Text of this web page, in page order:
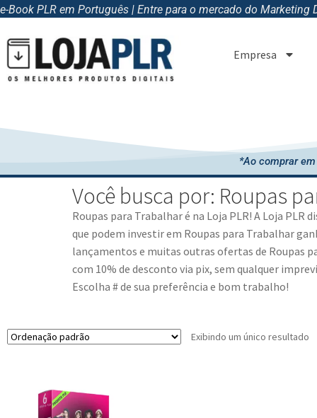
e-Book PLR em Português | Entre para o mercado do Marketing
Empresa
*Ao comprar
Você busca por: Roupas
Roupas para Trabalharé na Loja PLR! A Loja PLR
que podem investir em Roupas para Trabalhar
lançamentos e muitas outras ofertas de Roupas
com 10% de desconto via pix, sem qualquer
Escolha # de sua preferência e bom trabalho!
Exibindo um único resultado